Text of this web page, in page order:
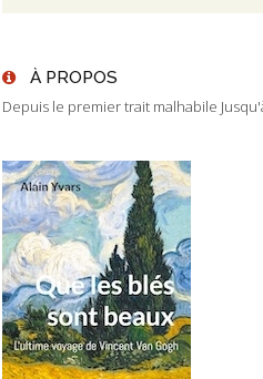
À PROPOS
Depuis le premier trait malhabile